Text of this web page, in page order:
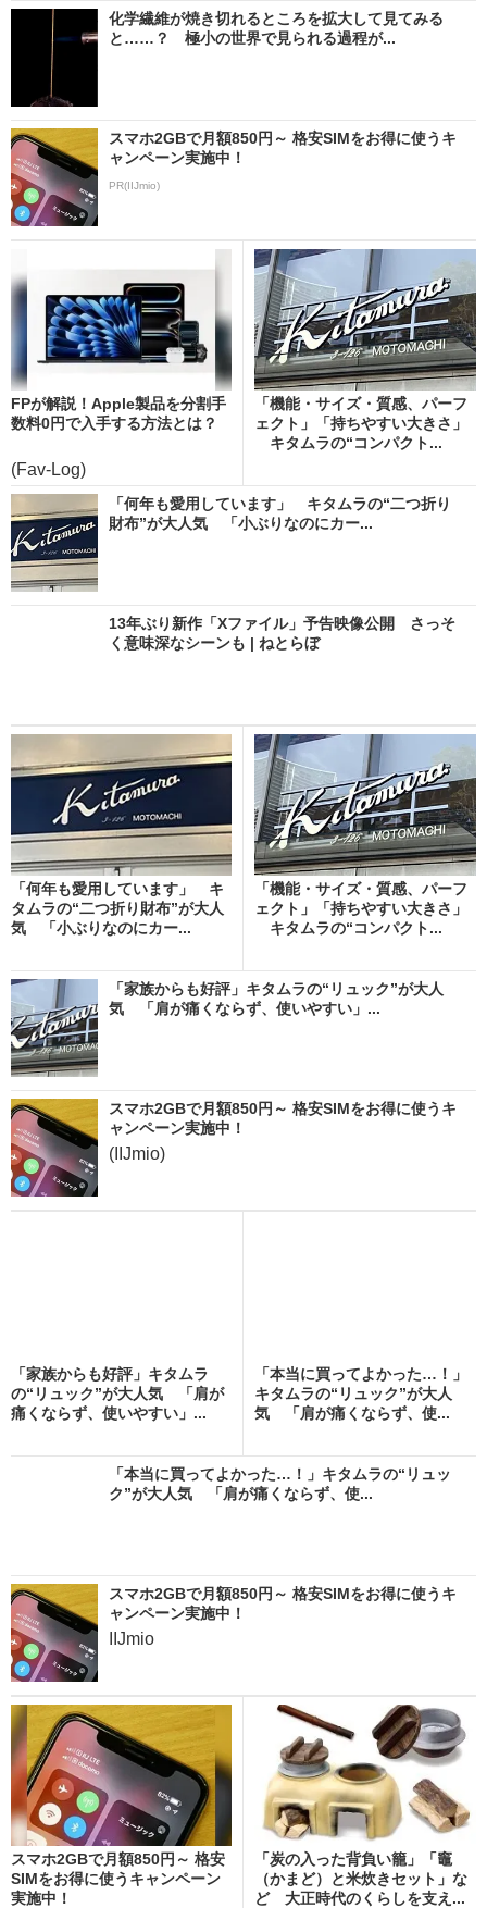
化学繊維が焼き切れるところを拡大して見てみる
と……？ 極小の世界で見られる過程が...
スマホ2GBで月額850円～ 格安SIMをお得に使うキ
ャンペーン実施中！
PR(IIJmio)
FPが解説！Apple製品を分割手
数料0円で入手する方法とは？
(Fav-Log)
「機能・サイズ・質感、パーフ
ェクト」「持ちやすい大きさ」
キタムラの“コンパクト...
「何年も愛用しています」 キタムラの“二つ折り
財布”が大人気 「小ぶりなのにカー...
13年ぶり新作「Xファイル」予告映像公開 さっそ
く意味深なシーンも | ねとらぼ
「何年も愛用しています」 キ
タムラの“二つ折り財布”が大人
気 「小ぶりなのにカー...
「機能・サイズ・質感、パーフ
ェクト」「持ちやすい大きさ」
キタムラの“コンパクト...
「家族からも好評」キタムラの“リュック”が大人
気 「肩が痛くならず、使いやすい」...
スマホ2GBで月額850円～ 格安SIMをお得に使うキ
ャンペーン実施中！
(IIJmio)
「家族からも好評」キタムラ
の“リュック”が大人気 「肩が
痛くならず、使いやすい」...
「本当に買ってよかった…！」
キタムラの“リュック”が大人
気 「肩が痛くならず、使...
「本当に買ってよかった…！」キタムラの“リュッ
ク”が大人気 「肩が痛くならず、使...
スマホ2GBで月額850円～ 格安SIMをお得に使うキ
ャンペーン実施中！
IIJmio
スマホ2GBで月額850円～ 格安
SIMをお得に使うキャンペーン
実施中！
「炭の入った背負い籠」「竈
（かまど）と米炊きセット」な
ど 大正時代のくらしを支え...